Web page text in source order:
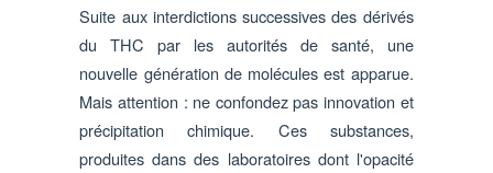
Suite aux interdictions successives des dérivés
du THC par les autorités de santé, une
nouvelle génération de molécules est apparue.
Mais attention : ne confondez pas innovation et
précipitation chimique. Ces substances,
produites dans des laboratoires dont l'opacité